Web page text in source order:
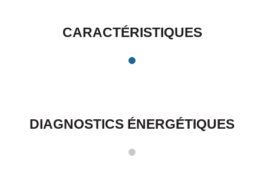
CARACTÉRISTIQUES
DIAGNOSTICS ÉNERGÉTIQUES